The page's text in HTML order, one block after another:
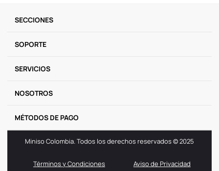
SECCIONES
SOPORTE
SERVICIOS
NOSOTROS
MÉTODOS DE PAGO
Miniso Colombia. Todos los derechos reservados © 2025
Términos y Condiciones Aviso de Privacidad